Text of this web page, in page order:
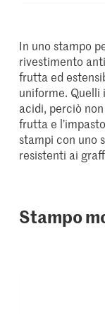
In uno stampo
rivestimento
frutta ed
uniforme. Quelli
acidi, perciò
frutta e
stampi con uno
resistenti ai
Stampo